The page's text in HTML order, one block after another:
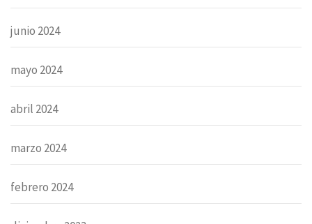
junio 2024
mayo 2024
abril 2024
marzo 2024
febrero 2024